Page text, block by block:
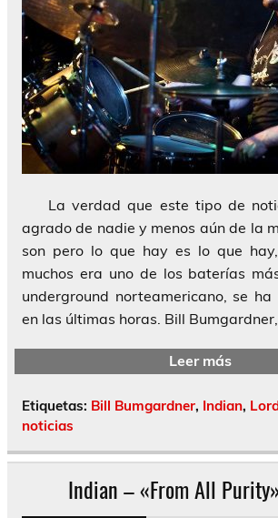
La verdad que este tipo de
agrado de nadie y menos aún de la
son pero lo que hay es lo que
muchos era uno de los baterías
underground norteamericano, se
en las últimas horas. Bill
Leer más
Etiquetas: Bill Bumgardner, Indian,
noticias
Indian – «From All